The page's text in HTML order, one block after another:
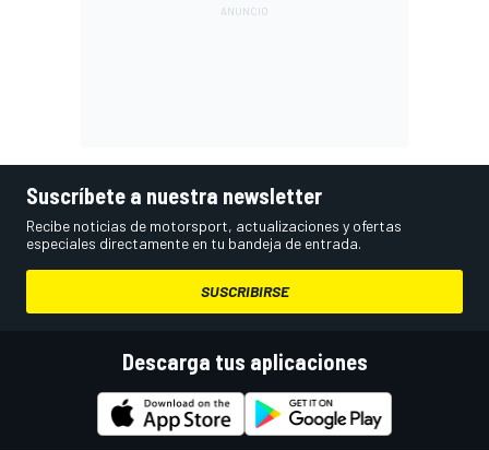
Suscríbete a nuestra newsletter
Recibe noticias de motorsport, actualizaciones y ofertas
especiales directamente en tu bandeja de entrada.
SUSCRIBIRSE
Descarga tus aplicaciones